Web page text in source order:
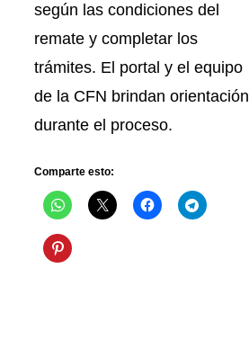
según las condiciones del
remate y completar los
trámites. El portal y el equipo
de la CFN brindan orientación
durante el proceso.
Comparte esto: